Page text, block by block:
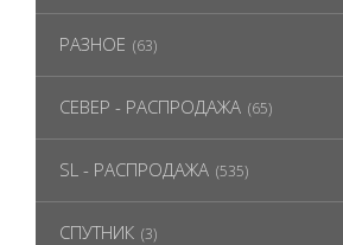
РАЗНОЕ (63)
СЕВЕР - РАСПРОДАЖА (65)
SL - РАСПРОДАЖА (535)
СПУТНИК (3)